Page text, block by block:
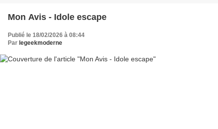
Mon Avis - Idole escape
Publié le 18/02/2026 à 08:44
Par legeekmoderne